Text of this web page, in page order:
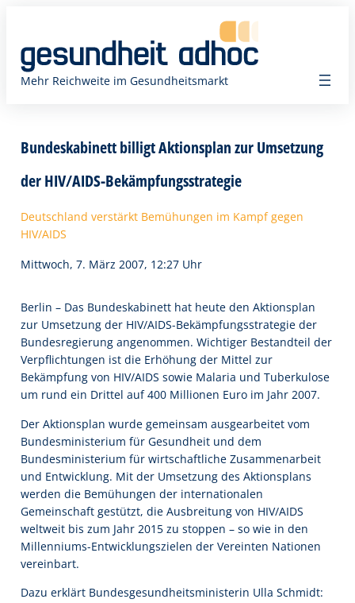
springen
Mehr Reichweite im Gesundheitsmarkt
Bundeskabinett billigt Aktionsplan zur Umsetzung
der HIV/AIDS-Bekämpfungsstrategie
Deutschland verstärkt Bemühungen im Kampf gegen
HIV/AIDS
Mittwoch, 7. März 2007, 12:27 Uhr
Berlin – Das Bundeskabinett hat heute den Aktionsplan
zur Umsetzung der HIV/AIDS-Bekämpfungsstrategie der
Bundesregierung angenommen. Wichtiger Bestandteil der
Verpflichtungen ist die Erhöhung der Mittel zur
Bekämpfung von HIV/AIDS sowie Malaria und Tuberkulose
um rund ein Drittel auf 400 Millionen Euro im Jahr 2007.
Der Aktionsplan wurde gemeinsam ausgearbeitet vom
Bundesministerium für Gesundheit und dem
Bundesministerium für wirtschaftliche Zusammenarbeit
und Entwicklung. Mit der Umsetzung des Aktionsplans
werden die Bemühungen der internationalen
Gemeinschaft gestützt, die Ausbreitung von HIV/AIDS
weltweit bis zum Jahr 2015 zu stoppen – so wie in den
Millenniums-Entwicklungszielen der Vereinten Nationen
vereinbart.
Dazu erklärt Bundesgesundheitsministerin Ulla Schmidt: